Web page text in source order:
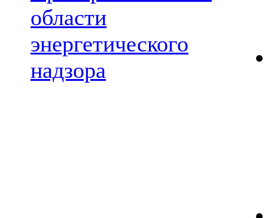
области
энергетического
надзора